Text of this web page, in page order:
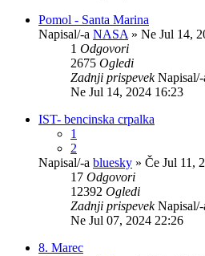
Pomol - Santa Marina
Napisal/-a NASA » Ne Jul 14,
1 Odgovori
2675 Ogledi
Zadnji prispevekNapisal/-
Ne Jul 14, 2024 16:23
IST- bencinska crpalka
1
2
Napisal/-a bluesky » Če Jul 11,
17 Odgovori
12392 Ogledi
Zadnji prispevekNapisal/-
Ne Jul 07, 2024 22:26
8. Marec